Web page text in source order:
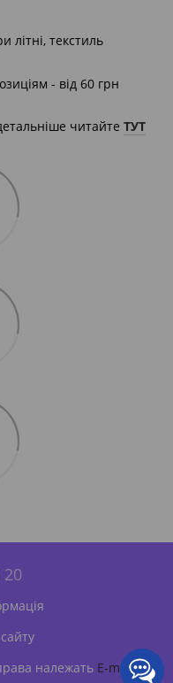
літні, текстиль
- від 60 грн
читайте ТУТ
20
належать E-matras.